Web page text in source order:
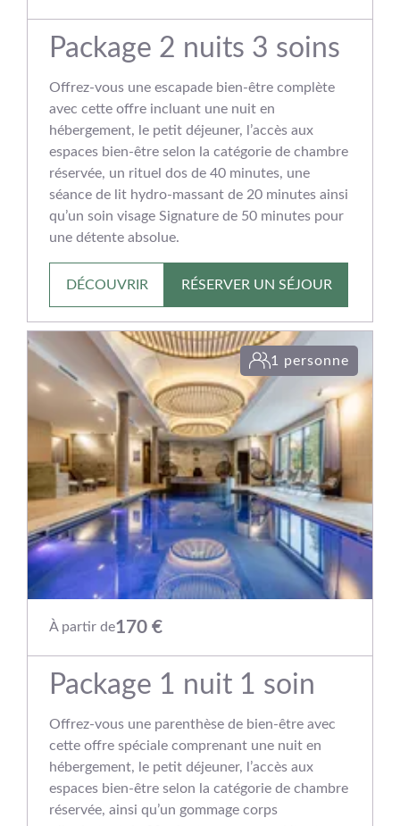
Package 2 nuits 3 soins
Offrez-vous une escapade bien‑être complète
avec cette offre incluant une nuit en
hébergement, le petit déjeuner, l’accès aux
espaces bien‑être selon la catégorie de chambre
réservée, un rituel dos de 40 minutes, une
séance de lit hydro‑massant de 20 minutes ainsi
qu’un soin visage Signature de 50 minutes pour
une détente absolue.
DÉCOUVRIR RÉSERVER UN SÉJOUR
1 personne
À partir de170 €
Package 1 nuit 1 soin
Offrez-vous une parenthèse de bien‑être avec
cette offre spéciale comprenant une nuit en
hébergement, le petit déjeuner, l’accès aux
espaces bien‑être selon la catégorie de chambre
réservée, ainsi qu’un gommage corps